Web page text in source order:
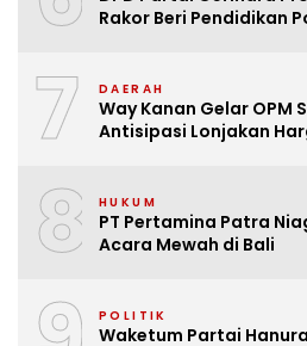
Rakor Beri Pendidikan
7 DAERAH
Way Kanan Gelar OPM
Antisipasi Lonjakan
8 HUKUM
PT Pertamina Patra
Acara Mewah di Bali
POLITIK
Waketum Partai